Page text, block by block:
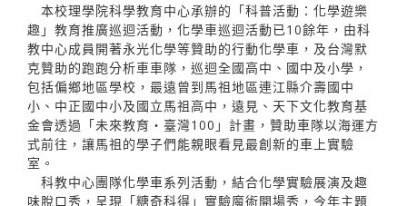
本校理學院科學教育中心承辦的「科普活動：化學遊樂
趣」教育推廣巡迴活動，化學車巡迴活動已10餘年，由科
教中心成員開著永光化學等贊助的行動化學車，及台灣默
克贊助的跑跑分析車車隊，巡迴全國高中、國中及小學，
包括偏鄉地區學校，最遠曾到馬祖地區連江縣介壽國中
小、中正國中小及國立馬祖高中，遠見、天下文化教育基
金會透過「未來教育‧臺灣100」計畫，贊助車隊以海運方
式前往，讓馬祖的學子們能親眼看見最創新的車上實驗
室。
科教中心團隊化學車系列活動，結合化學實驗展演及趣
味脫口秀，呈現「糖奇科得」實驗魔術開場秀，今年主題